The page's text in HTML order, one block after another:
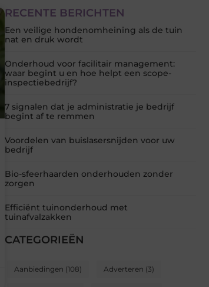
RECENTE BERICHTEN
Een veilige hondenomheining als de tuin
nat en druk wordt
Onderhoud voor facilitair management:
waar begint u en hoe helpt een scope-
inspectiebedrijf?
7 signalen dat je administratie je bedrijf
begint af te remmen
Voordelen van buislasersnijden voor uw
bedrijf
Bio-sfeerhaarden onderhouden zonder
zorgen
Efficiënt tuinonderhoud met
tuinafvalzakken
CATEGORIEËN
Aanbiedingen (108) Adverteren (3)